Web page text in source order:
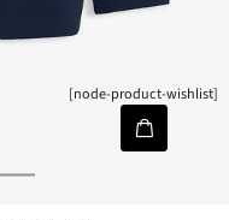
[node-product-wishlist]